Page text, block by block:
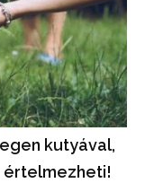
kutyával,